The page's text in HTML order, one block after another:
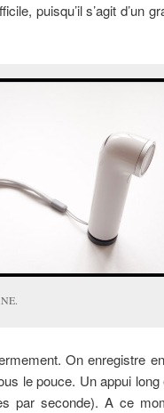
puisqu’il s’agit d’un
On enregistre
le pouce. Un appui long
par seconde). A ce